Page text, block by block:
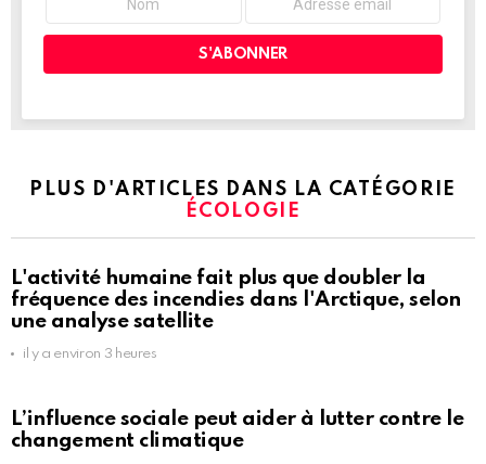
PLUS D'ARTICLES DANS LA CATÉGORIE
ÉCOLOGIE
L'activité humaine fait plus que doubler la
fréquence des incendies dans l'Arctique, selon
une analyse satellite
il y a environ 3 heures
L’influence sociale peut aider à lutter contre le
changement climatique